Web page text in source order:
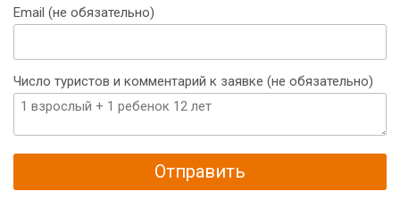
Email (не обязательно)
Число туристов и комментарий к заявке (не обязательно)
Отправить